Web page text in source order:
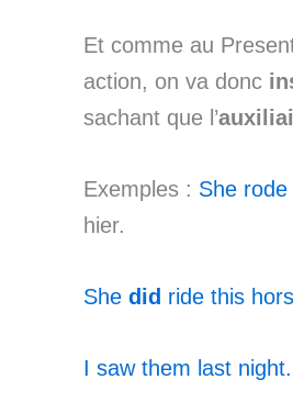
Et comme au
action, on va donc
sachant que l’
Exemples : She
hier.
She did ride this
I saw them last night.